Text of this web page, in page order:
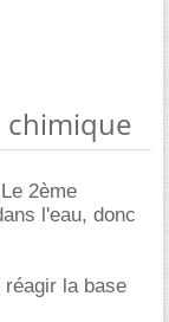
chimique
2ème
l'eau, donc
la base